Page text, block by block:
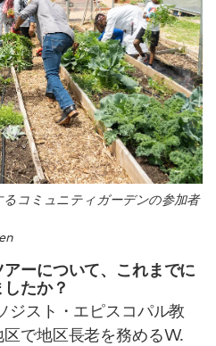
コミュニティガーデンの参加者
ーについて、これまでに
たか？
ジスト・エピスコパル教
で地区長老を務めるW.